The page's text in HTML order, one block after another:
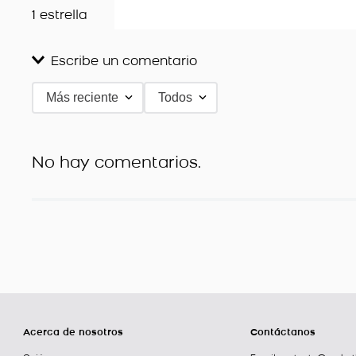
1 estrella
Escribe un comentario
Agregar comentario
Más reciente Todos
No hay comentarios.
Acerca de nosotros Contáctanos